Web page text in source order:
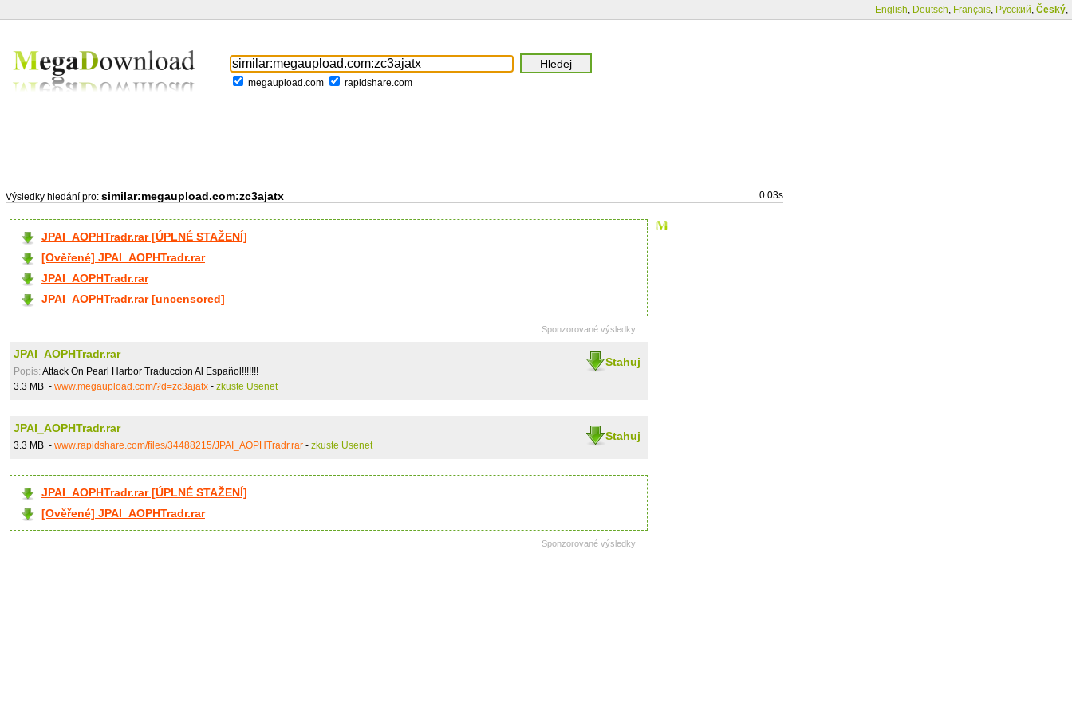
English, Deutsch, Français, Русский, Český,
megaupload.com rapidshare.com
Výsledky hledání pro: similar:megaupload.com:zc3ajatx 0.03s
JPAI_AOPHTradr.rar [ÚPLNÉ STAŽENÍ]
[Ověřené] JPAI_AOPHTradr.rar
JPAI_AOPHTradr.rar
JPAI_AOPHTradr.rar [uncensored]
Sponzorované výsledky
Stahuj
JPAI_AOPHTradr.rar
Popis: Attack On Pearl Harbor Traduccion Al Español!!!!!!!
3.3 MB - www.megaupload.com/?d=zc3ajatx - zkuste Usenet
Stahuj
JPAI_AOPHTradr.rar
3.3 MB - www.rapidshare.com/files/34488215/JPAI_AOPHTradr.rar - zkuste Usenet
JPAI_AOPHTradr.rar [ÚPLNÉ STAŽENÍ]
[Ověřené] JPAI_AOPHTradr.rar
Sponzorované výsledky